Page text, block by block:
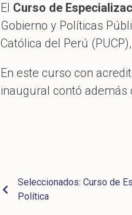
El Curso de
Gobierno y Políticas
Católica del Perú
En este curso con
inaugural contó además
Seleccionados: Curso de
Política